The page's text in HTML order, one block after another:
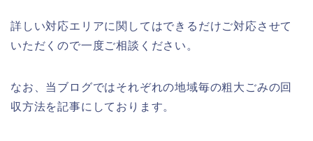
詳しい対応エリアに関してはできるだけご対応させて
いただくので一度ご相談ください。
なお、当ブログではそれぞれの地域毎の粗大ごみの回
収方法を記事にしております。